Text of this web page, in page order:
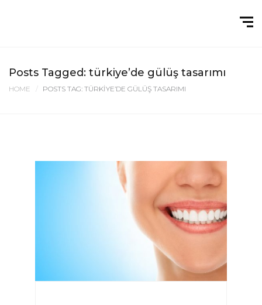
Posts Tagged: türkiye’de gülüş tasarımı
HOME POSTS TAG: TÜRKIYE’DE GÜLÜŞ TASARIMI